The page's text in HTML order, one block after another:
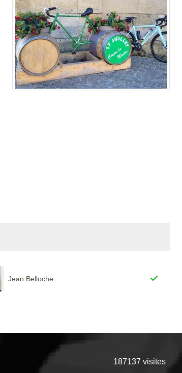
Jean Belloche
187137 visites